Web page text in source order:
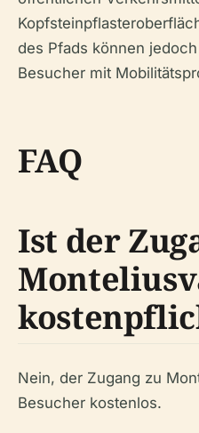
des Pfads können
Besucher mit
FAQ
Ist der
Nein, der Zugang zu
Besucher kostenlos.